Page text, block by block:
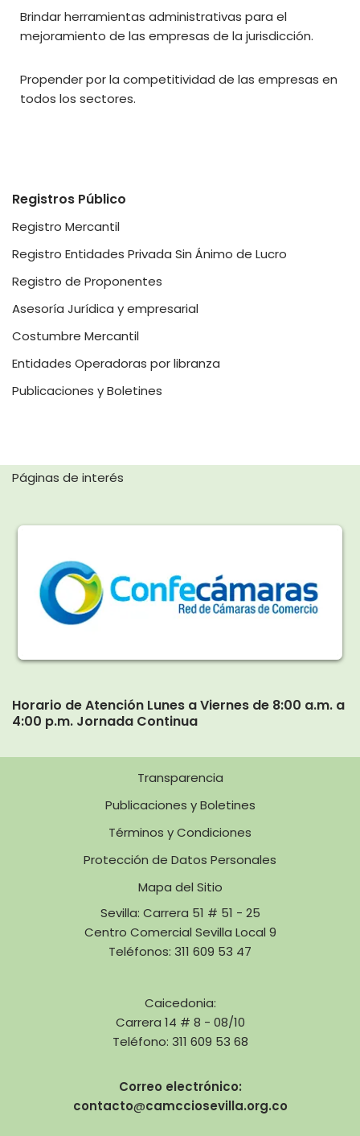
Brindar herramientas administrativas para el
mejoramiento de las empresas de la jurisdicción.
Propender por la competitividad de las empresas en
todos los sectores.
Registros Público
Registro Mercantil
Registro Entidades Privada Sin Ánimo de Lucro
Registro de Proponentes
Asesoría Jurídica y empresarial
Costumbre Mercantil
Entidades Operadoras por libranza
Publicaciones y Boletines
Páginas de interés
Horario de Atención Lunes a Viernes de 8:00 a.m. a
4:00 p.m. Jornada Continua
Transparencia
Publicaciones y Boletines
Términos y Condiciones
Protección de Datos Personales
Mapa del Sitio
Sevilla: Carrera 51 # 51 - 25
Centro Comercial Sevilla Local 9
Teléfonos: 311 609 53 47
Caicedonia:
Carrera 14 # 8 - 08/10
Teléfono: 311 609 53 68
Correo electrónico:
contacto@camcciosevilla.org.co